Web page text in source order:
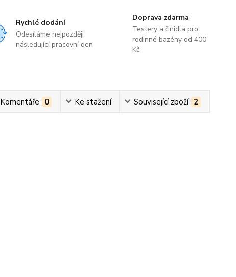
Rychlé dodání
Odesíláme nejpozději
následující pracovní den
Doprava zdarma
Testery a činidla pro
rodinné bazény od 400
Kč
Komentáře 0 Ke stažení Související zboží 2